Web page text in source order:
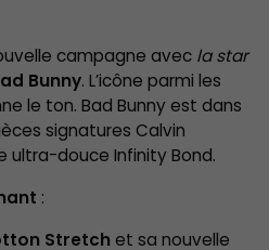
campagne avec la star
Bunny. L’icône parmi les
le ton. Bad Bunny est dans
signatures Calvin
ultra-douce Infinity Bond.
:
Stretch et sa nouvelle